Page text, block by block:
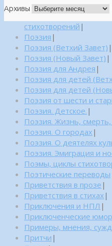
Архивы
стихотворений |
Поэзия |
Поэзия (Ветхий Завет) |
Поэзия (Новый Завет) |
Поэзия для Андрея |
Поэзия для детей
Поэзия для детей
Поэзия от шести и
Поэзия. Детское. |
Поэзия. Жизнь, смерть,
Поэзия. О городах |
Поэзия. О деятелях
Поэзия. Эмиграция и
Поэмы, циклы
Поэтические переводы
Приветствия в прозе |
Приветствия в стихах |
Приключения и НПЛ |
Приключенческие
Примеры, мнения,
Притчи |